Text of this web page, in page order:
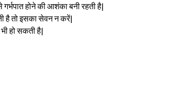
होने की आशंका बनी रहती है|
है तो इसका सेवन न करें|
हो सकती है|